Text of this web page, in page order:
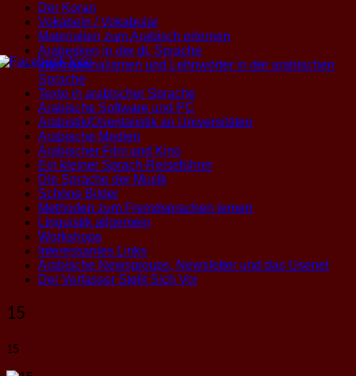
Der Koran
Vokabeln / Vokabular
Materialien zum Arabisch erlernen
Arabesken in der dt. Sprache
Internationalismen und Lehnwörter in der arabischen
Sprache
Texte in arabischer Sprache
Arabische Software und PC
Arabistik/Orientalistik an Universitäten
Arabische Medien
Arabischer Film und Kino
Ein kleiner Sprach-Reiseführer
Die Sprache der Musik
Schöne Bilder
Methoden zum Fremdsprachen lernen
Linguistik allgemein
Workshops
Interessantes Links
Arabische Newsgroups, Newsletter und das Usenet
Der Verfasser Stellt Sich Vor
15
15